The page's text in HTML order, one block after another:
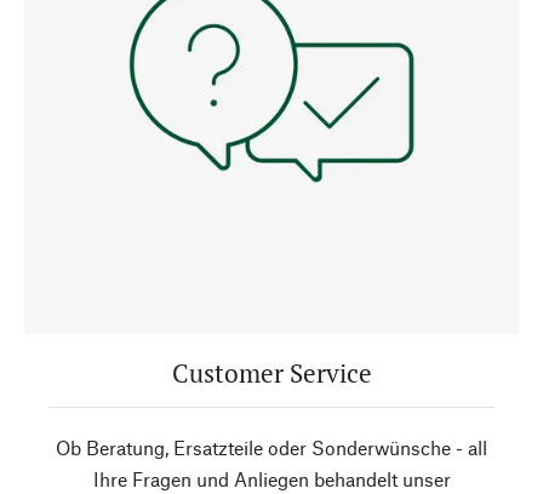
Customer Service
Ob Beratung, Ersatzteile oder Sonderwünsche - all
Ihre Fragen und Anliegen behandelt unser